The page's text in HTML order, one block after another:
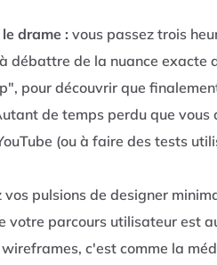
drame : vous passez trois
débattre de la nuance exacte
pour découvrir que
de temps perdu que
(ou à faire des tests
vos pulsions de designer
votre parcours utilisateur est
c'est comme la